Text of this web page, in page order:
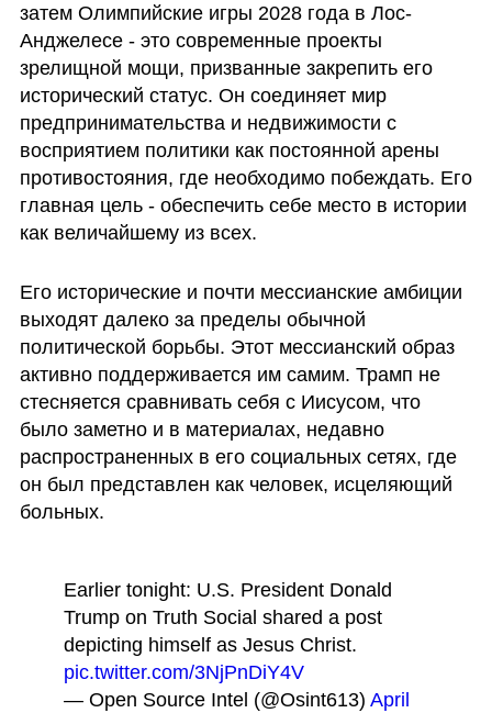
затем Олимпийские игры 2028 года в Лос-
Анджелесе - это современные проекты
зрелищной мощи, призванные закрепить его
исторический статус. Он соединяет мир
предпринимательства и недвижимости с
восприятием политики как постоянной арены
противостояния, где необходимо побеждать. Его
главная цель - обеспечить себе место в истории
как величайшему из всех.
Его исторические и почти мессианские амбиции
выходят далеко за пределы обычной
политической борьбы. Этот мессианский образ
активно поддерживается им самим. Трамп не
стесняется сравнивать себя с Иисусом, что
было заметно и в материалах, недавно
распространенных в его социальных сетях, где
он был представлен как человек, исцеляющий
больных.
Earlier tonight: U.S. President Donald
Trump on Truth Social shared a post
pic.twitter.com/3NjPnDiY4V
— Open Source Intel (@Osint613) April